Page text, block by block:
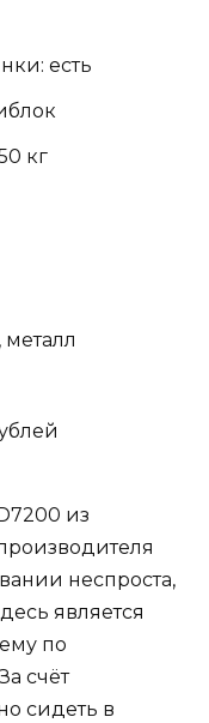
есть
кг
из
неспроста,
является
по
счёт
сидеть в